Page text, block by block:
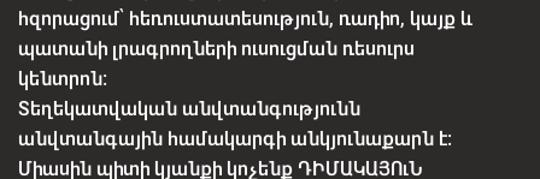
հզորացում՝ հեռուստատեսություն, ռադիո, կայք և
պատանի լրագրողների ուսուցման ռեսուրս
կենտրոն:
Տեղեկատվական անվտանգությունն
անվտանգային համակարգի անկյունաքարն է:
Միասին պիտի կյանքի կոչենք ԴԻՄԱԿԱՅՈւՆ